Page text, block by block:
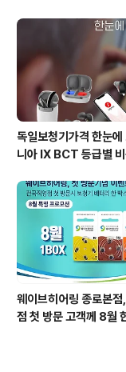
브히어링 부산직영점
독일보청기가격 한눈에
니아 IX BCT 등급별
청역보청기}
웨이브히어링 종로본점
점 첫 방문 고객께 8월